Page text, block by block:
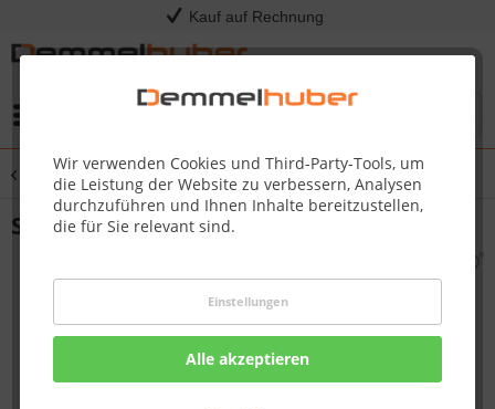
Kauf auf Rechnung
Wir verwenden Cookies und Third-Party-Tools, um
die Leistung der Website zu verbessern, Analysen
durchzuführen und Ihnen Inhalte bereitzustellen,
die für Sie relevant sind.
Einstellungen
Alle akzeptieren
Übersicht Aufgusskübel & Kellen
Sauna Set ANEA | 2-teilig Kübel Kelle